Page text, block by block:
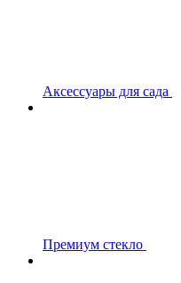
Аксессуары для сада
Премиум стекло